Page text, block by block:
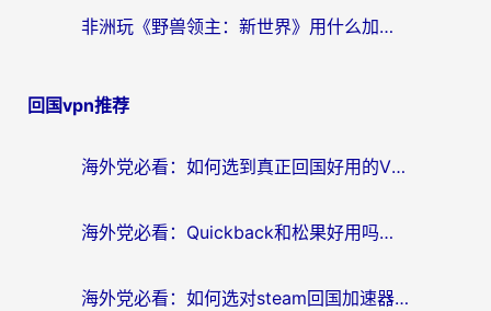
非洲玩《野兽领主：新世界》用什么加速器好？留学生亲测有效的解决方案
回国vpn推荐
海外党必看：如何选到真正回国好用的VPN？实测+避坑指南
海外党必看：Quickback和松果好用吗？3步教你选对回国加速器无缝刷国内资源
海外党必看：如何选对steam回国加速器？从踩坑到无缝访问国内资源的全攻略